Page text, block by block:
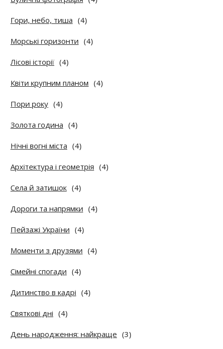
Гори, небо, тиша (4)
Морські горизонти (4)
Лісові історії (4)
Квіти крупним планом (4)
Пори року (4)
Золота година (4)
Нічні вогні міста (4)
Архітектура і геометрія (4)
Села й затишок (4)
Дороги та напрямки (4)
Пейзажі України (4)
Моменти з друзями (4)
Сімейні спогади (4)
Дитинство в кадрі (4)
Святкові дні (4)
День народження: найкраще (3)